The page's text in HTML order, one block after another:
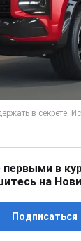
первыми в
на
Подписаться